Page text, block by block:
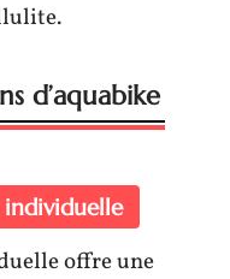
d’aquabike
offre une